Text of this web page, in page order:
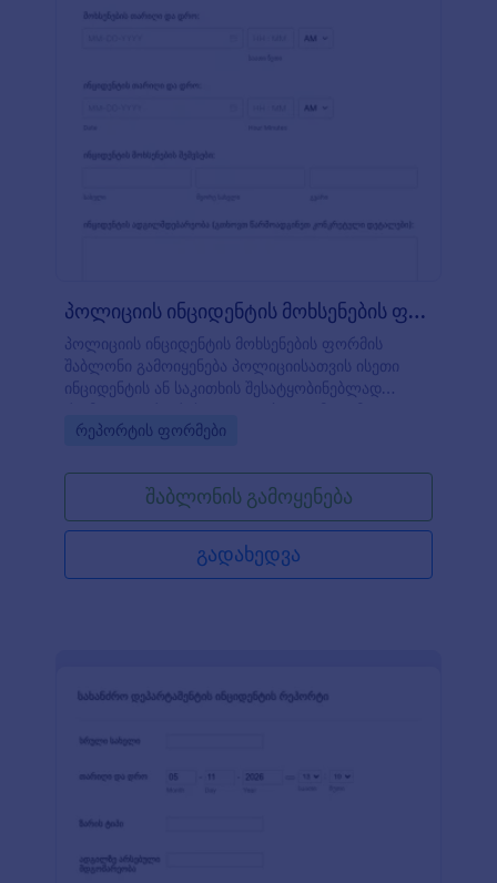
პოლიციის ინციდენტის მოხსენების ფორმ?
პოლიციის ინციდენტის მოხსენების ფორმის
შაბლონი გამოიყენება პოლიციისათვის ისეთი
ინციდენტის ან საკითხის შესატყობინებლად
შაბლონის გამოყენებით მოქალაქეებს შეუძლიათ
როგორიცაა შემხვევის თარიღი და დრო როდესაც
ეს მოხდა, ადგილმდებარეობა, საკონტაქტო
ინფორმაცია.
Go to Category:
რეპორტის ფორმები
შაბლონის გამოყენება
გადახედვა